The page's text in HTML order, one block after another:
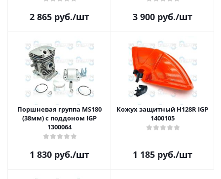
2 865руб./шт 3 900руб./шт
Поршневая группа MS180
(38мм) с поддоном IGP
1300064
1 830руб./шт
Кожух защитный H128R IGP
1400105
1 185руб./шт